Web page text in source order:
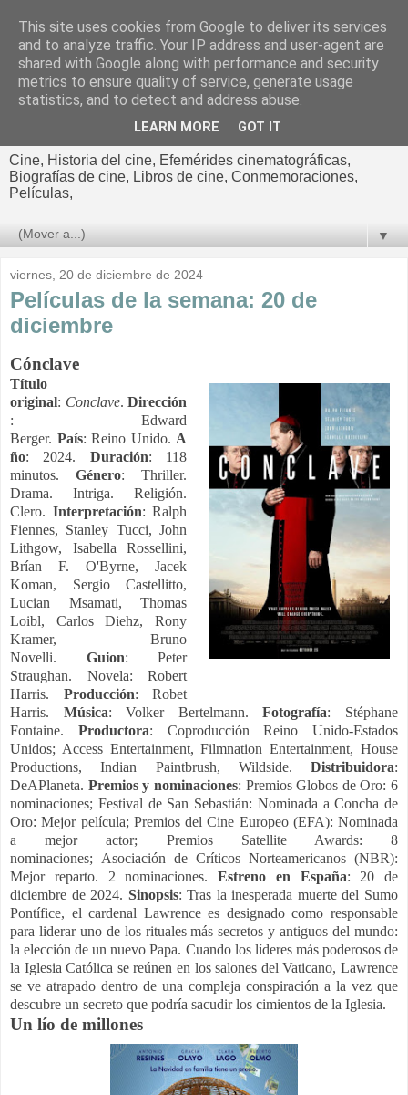
El cultural
cinematográfico de Jorge
Cine, Historia del cine, Efemérides cinematográficas,
Biografías de cine, Libros de cine, Conmemoraciones,
Películas,
▼
viernes, 20 de diciembre de 2024
Películas de la semana: 20 de
diciembre
Cónclave
Título
original: Conclave.Dirección
: Edward
Berger. País: Reino Unido. A
ño: 2024. Duración: 118
minutos.Género: Thriller.
Drama. Intriga. Religión.
Clero. Interpretación:Ralph
Fiennes, Stanley Tucci, John
Lithgow, Isabella Rossellini,
Brían F. O'Byrne, Jacek
Koman, Sergio Castellitto,
Lucian Msamati, Thomas
Loibl, Carlos Diehz, Rony
Kramer, Bruno
Novelli. Guion: Peter
Straughan. Novela: Robert
Harris. Producción: Robet
Harris. Música: Volker Bertelmann.Fotografía: Stéphane
Fontaine. Productora: Coproducción Reino Unido-Estados
Unidos; Access Entertainment, Filmnation Entertainment, House
Productions, Indian Paintbrush, Wildside. Distribuidora:
DeAPlaneta. Premios y nominaciones: Premios Globos de Oro: 6
nominaciones; Festival de San Sebastián: Nominada a Concha de
Oro: Mejor película; Premios del Cine Europeo (EFA): Nominada
a mejor actor; Premios Satellite Awards: 8
nominaciones; Asociación de Críticos Norteamericanos (NBR):
Mejor reparto. 2 nominaciones. Estreno en España: 20 de
diciembre de 2024. Sinopsis: Tras la inesperada muerte del Sumo
Pontífice, el cardenal Lawrence es designado como responsable
para liderar uno de los rituales más secretos y antiguos del mundo:
la elección de un nuevo Papa. Cuando los líderes más poderosos de
la Iglesia Católica se reúnen en los salones del Vaticano, Lawrence
se ve atrapado dentro de una compleja conspiración a la vez que
descubre un secreto que podría sacudir los cimientos de la Iglesia.
Un lío de millones
This site uses cookies from Google to deliver its services
and to analyze traffic. Your IP address and user-agent are
shared with Google along with performance and security
metrics to ensure quality of service, generate usage
statistics, and to detect and address abuse.
LEARN MORE GOT IT